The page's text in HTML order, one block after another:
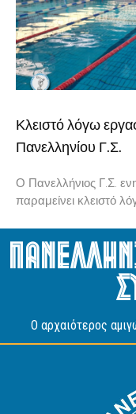
Κλειστό λόγω
Πανελληνίου Γ.Σ.
Ο Πανελλήνιος Γ.Σ.
παραμείνει κλειστό
O αρχαιότερος